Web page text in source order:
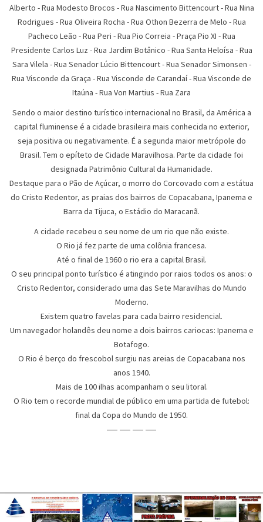
Alberto - Rua Modesto Brocos - Rua Nascimento Bittencourt - Rua Nina
Rodrigues - Rua Oliveira Rocha - Rua Othon Bezerra de Melo - Rua
Pacheco Leão - Rua Peri - Rua Pio Correia - Praça Pio XI - Rua
Presidente Carlos Luz - Rua Jardim Botânico - Rua Santa Heloísa - Rua
Sara Vilela - Rua Senador Lúcio Bittencourt - Rua Senador Simonsen -
Rua Visconde da Graça - Rua Visconde de Carandaí - Rua Visconde de
Itaúna - Rua Von Martius - Rua Zara
Sendo o maior destino turístico internacional no Brasil, da América a
capital fluminense é a cidade brasileira mais conhecida no exterior,
seja positiva ou negativamente. É a segunda maior metrópole do
Brasil. Tem o epíteto de Cidade Maravilhosa. Parte da cidade foi
designada Patrimônio Cultural da Humanidade.
Destaque para o Pão de Açúcar, o morro do Corcovado com a estátua
do Cristo Redentor, as praias dos bairros de Copacabana, Ipanema e
Barra da Tijuca, o Estádio do Maracanã.
A cidade recebeu o seu nome de um rio que não existe.
O Rio já fez parte de uma colônia francesa.
Até o final de 1960 o rio era a capital Brasil.
O seu principal ponto turístico é atingindo por raios todos os anos: o
Cristo Redentor, considerado uma das Sete Maravilhas do Mundo
Moderno.
Existem quatro favelas para cada bairro residencial.
Um navegador holandês deu nome a dois bairros cariocas: Ipanema e
Botafogo.
O Rio é berço do frescobol surgiu nas areias de Copacabana nos
anos 1940.
Mais de 100 ilhas acompanham o seu litoral.
O Rio tem o recorde mundial de público em uma partida de futebol:
final da Copa do Mundo de 1950.